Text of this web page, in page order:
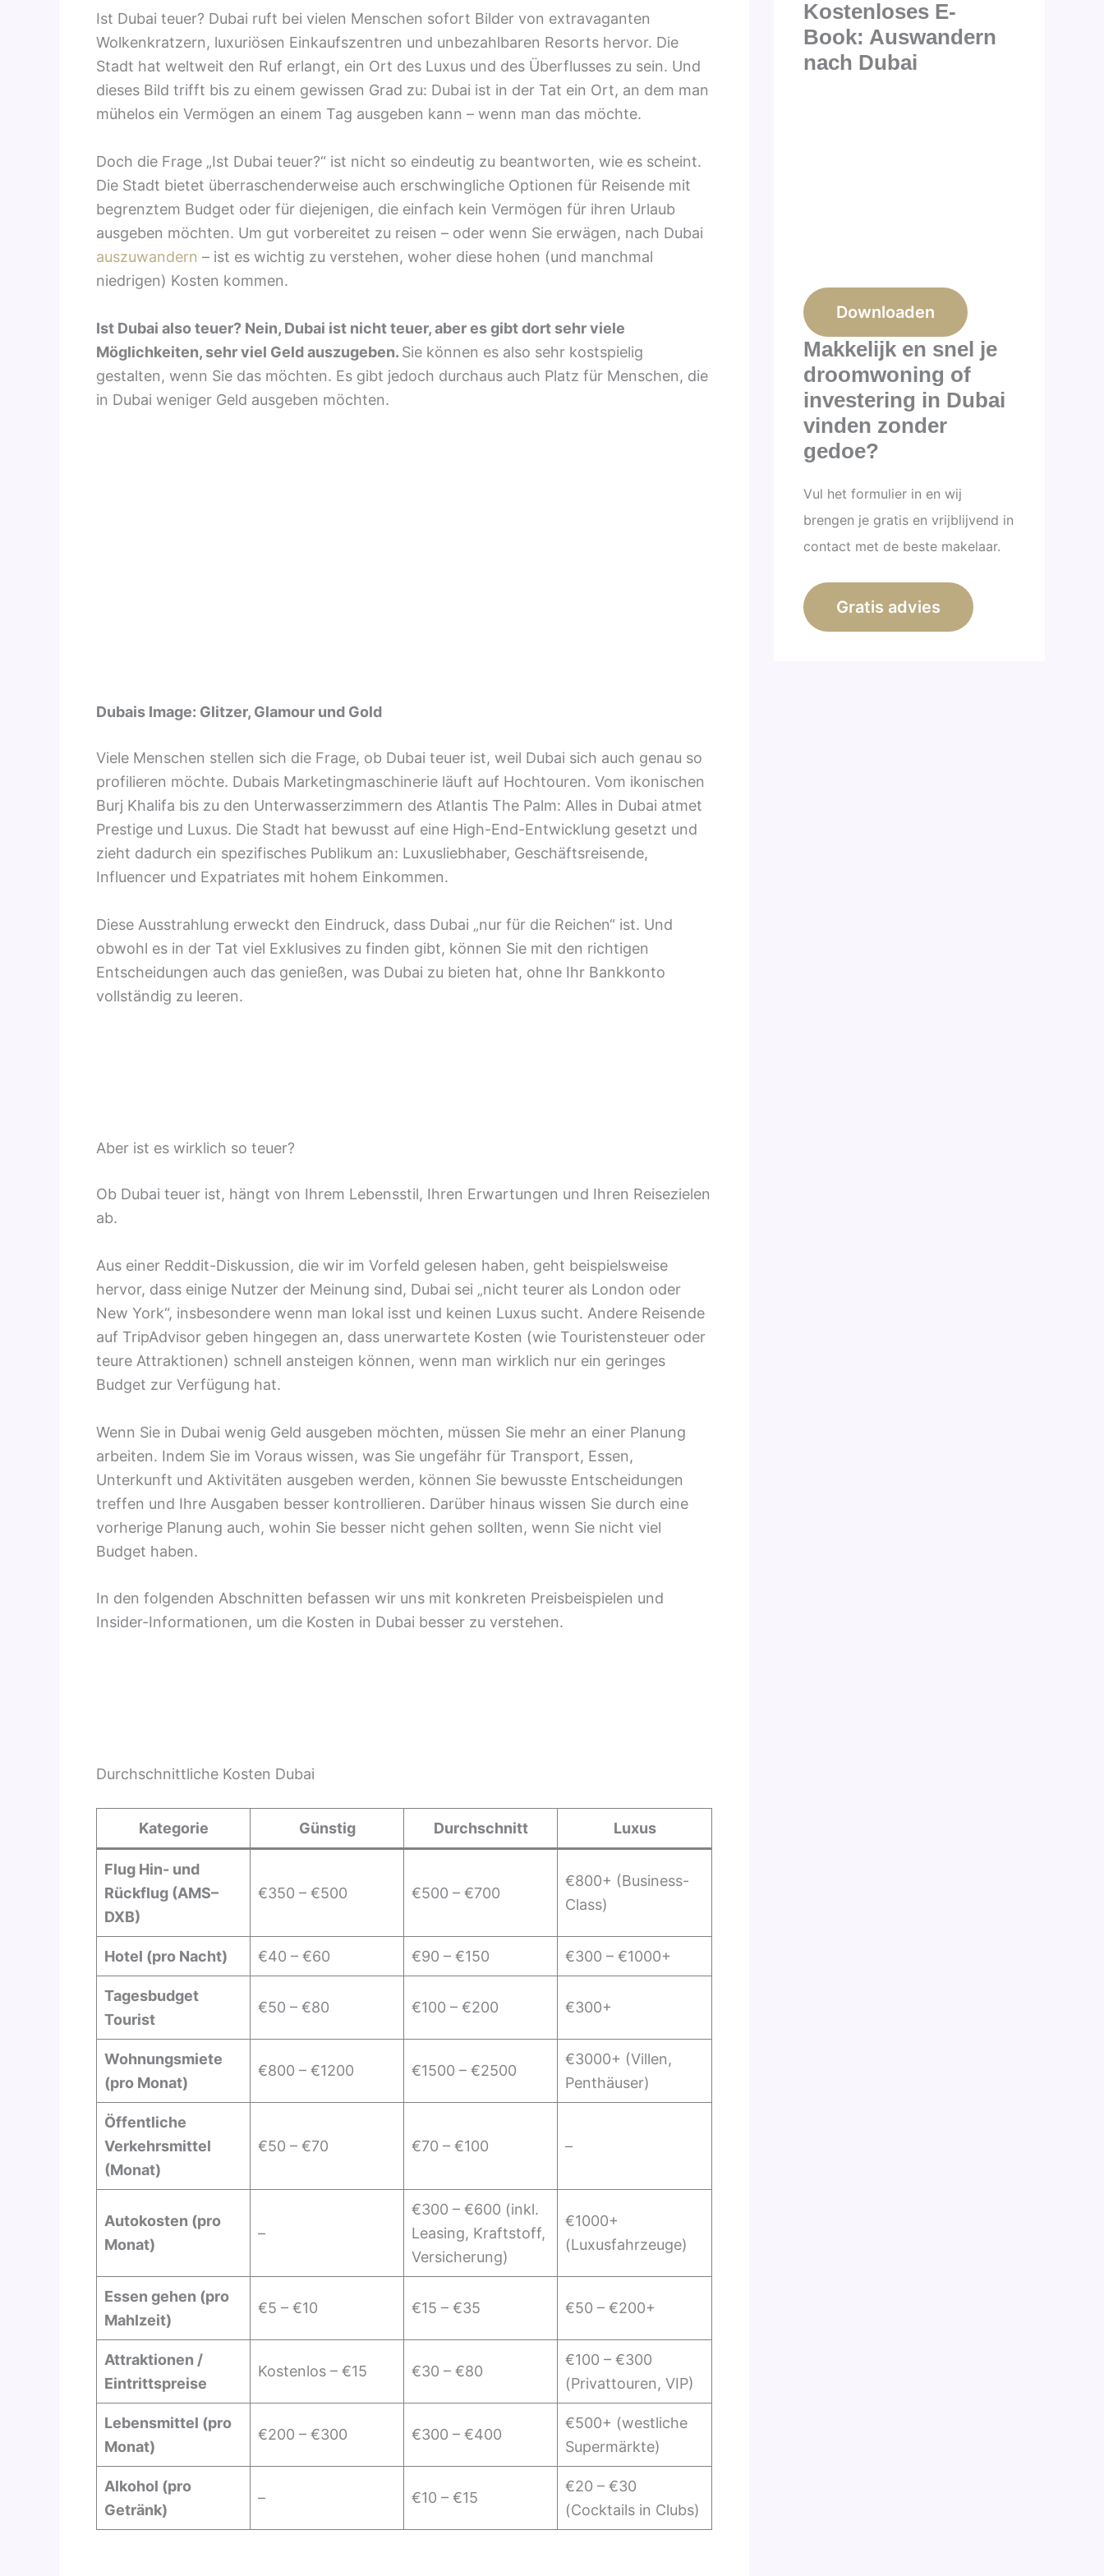
Ist Dubai teuer? Dubai ruft bei vielen Menschen sofort Bilder von extravaganten
Wolkenkratzern, luxuriösen Einkaufszentren und unbezahlbaren Resorts hervor. Die
Stadt hat weltweit den Ruf erlangt, ein Ort des Luxus und des Überflusses zu sein. Und
dieses Bild trifft bis zu einem gewissen Grad zu: Dubai ist in der Tat ein Ort, an dem man
mühelos ein Vermögen an einem Tag ausgeben kann – wenn man das möchte.
Doch die Frage „Ist Dubai teuer?“ ist nicht so eindeutig zu beantworten, wie es scheint.
Die Stadt bietet überraschenderweise auch erschwingliche Optionen für Reisende mit
begrenztem Budget oder für diejenigen, die einfach kein Vermögen für ihren Urlaub
ausgeben möchten. Um gut vorbereitet zu reisen – oder wenn Sie erwägen, nach Dubai
auszuwandern – ist es wichtig zu verstehen, woher diese hohen (und manchmal
niedrigen) Kosten kommen.
Ist Dubai also teuer? Nein, Dubai ist nicht teuer, aber es gibt dort sehr viele
Möglichkeiten, sehr viel Geld auszugeben. Sie können es also sehr kostspielig
gestalten, wenn Sie das möchten. Es gibt jedoch durchaus auch Platz für Menschen, die
in Dubai weniger Geld ausgeben möchten.
Dubais Image: Glitzer, Glamour und Gold
Viele Menschen stellen sich die Frage, ob Dubai teuer ist, weil Dubai sich auch genau so
profilieren möchte. Dubais Marketingmaschinerie läuft auf Hochtouren. Vom ikonischen
Burj Khalifa bis zu den Unterwasserzimmern des Atlantis The Palm: Alles in Dubai atmet
Prestige und Luxus. Die Stadt hat bewusst auf eine High-End-Entwicklung gesetzt und
zieht dadurch ein spezifisches Publikum an: Luxusliebhaber, Geschäftsreisende,
Influencer und Expatriates mit hohem Einkommen.
Diese Ausstrahlung erweckt den Eindruck, dass Dubai „nur für die Reichen“ ist. Und
obwohl es in der Tat viel Exklusives zu finden gibt, können Sie mit den richtigen
Entscheidungen auch das genießen, was Dubai zu bieten hat, ohne Ihr Bankkonto
vollständig zu leeren.
Aber ist es wirklich so teuer?
Ob Dubai teuer ist, hängt von Ihrem Lebensstil, Ihren Erwartungen und Ihren Reisezielen
ab.
Aus einer Reddit-Diskussion, die wir im Vorfeld gelesen haben, geht beispielsweise
hervor, dass einige Nutzer der Meinung sind, Dubai sei „nicht teurer als London oder
New York“, insbesondere wenn man lokal isst und keinen Luxus sucht. Andere Reisende
auf TripAdvisor geben hingegen an, dass unerwartete Kosten (wie Touristensteuer oder
teure Attraktionen) schnell ansteigen können, wenn man wirklich nur ein geringes
Budget zur Verfügung hat.
Wenn Sie in Dubai wenig Geld ausgeben möchten, müssen Sie mehr an einer Planung
arbeiten. Indem Sie im Voraus wissen, was Sie ungefähr für Transport, Essen,
Unterkunft und Aktivitäten ausgeben werden, können Sie bewusste Entscheidungen
treffen und Ihre Ausgaben besser kontrollieren. Darüber hinaus wissen Sie durch eine
vorherige Planung auch, wohin Sie besser nicht gehen sollten, wenn Sie nicht viel
Budget haben.
In den folgenden Abschnitten befassen wir uns mit konkreten Preisbeispielen und
Insider-Informationen, um die Kosten in Dubai besser zu verstehen.
Durchschnittliche Kosten Dubai
Kategorie Günstig Durchschnitt Luxus
Flug Hin- und
Rückflug (AMS–
DXB)
€350 – €500 €500 – €700
€800+ (Business-
Class)
Hotel (pro Nacht) €40 – €60 €90 – €150 €300 – €1000+
Tagesbudget
Tourist
€50 – €80 €100 – €200 €300+
Wohnungsmiete
(pro Monat)
€800 – €1200 €1500 – €2500
€3000+ (Villen,
Penthäuser)
Öffentliche
Verkehrsmittel
(Monat)
€50 – €70 €70 – €100 –
Autokosten (pro
Monat)
–
€300 – €600 (inkl.
Leasing, Kraftstoff,
Versicherung)
€1000+
(Luxusfahrzeuge)
Essen gehen (pro
Mahlzeit)
€5 – €10 €15 – €35 €50 – €200+
Attraktionen /
Eintrittspreise
Kostenlos – €15 €30 – €80
€100 – €300
(Privattouren, VIP)
Lebensmittel (pro
Monat)
€200 – €300 €300 – €400
€500+ (westliche
Supermärkte)
Alkohol (pro
Getränk)
– €10 – €15
€20 – €30
(Cocktails in Clubs)
Kostenloses E-
Book: Auswandern
nach Dubai
Downloaden
Makkelijk en snel je
droomwoning of
investering in Dubai
vinden zonder
gedoe?
Vul het formulier in en wij
brengen je gratis en vrijblijvend in
contact met de beste makelaar.
Gratis advies